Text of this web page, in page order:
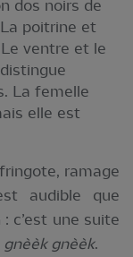
dos noirs de
poitrine et
ventre et le
La femelle
elle est
ramage
audible que
c’est une suite
gnèèk gnèèk.